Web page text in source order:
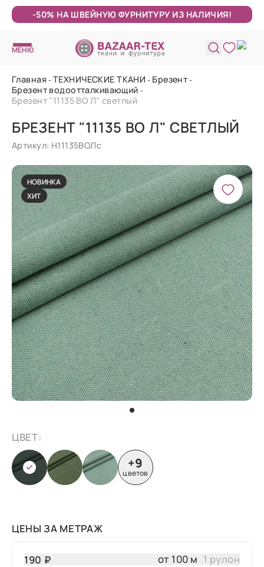
-50% НА ШВЕЙНУЮ ФУРНИТУРУ ИЗ НАЛИЧИЯ!
МЕНЮ
Главная ТЕХНИЧЕСКИЕ ТКАНИ
Брезент
Брезент водоотталкивающий
Брезент "11135 ВО Л" светлый
БРЕЗЕНТ "11135 ВО Л" СВЕТЛЫЙ
Артикул: Н11135ВОЛс
НОВИНКА
ХИТ
ЦВЕТ:
+9
цветов
ЦЕНЫ ЗА МЕТРАЖ
190 ₽ от 100 м 1 рулон